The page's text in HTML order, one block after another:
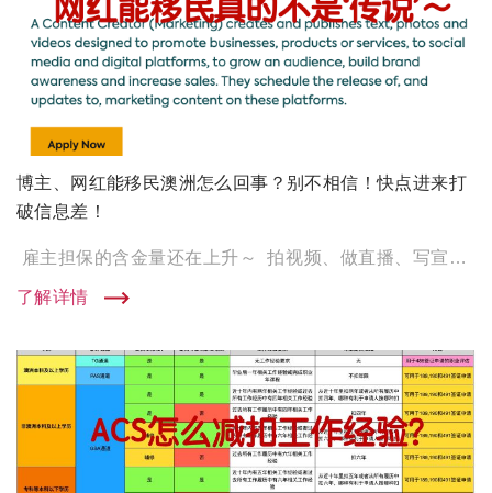
博主、网红能移民澳洲怎么回事？别不相信！快点进来打
破信息差！
雇主担保的含金量还在上升～ 拍视频、做直播、写宣传文案，也能移民澳洲？ 在国内卷成麻花的博主，居然给了上岸 […]
了解详情